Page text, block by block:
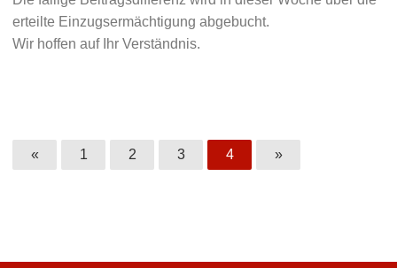
erteilte Einzugsermächtigung abgebucht.
Wir hoffen auf Ihr Verständnis.
« 1 2 3 4 »